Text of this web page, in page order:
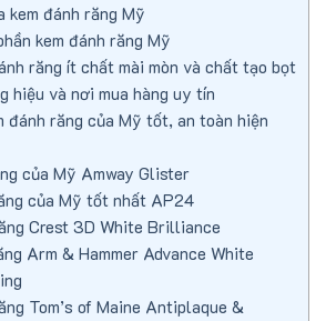
kem đánh răng Mỹ
kem đánh răng Mỹ
răng ít chất mài mòn và chất tạo bọt
hiệu và nơi mua hàng uy tín
đánh răng của Mỹ tốt, an toàn hiện
của Mỹ Amway Glister
của Mỹ tốt nhất AP24
Crest 3D White Brilliance
Arm & Hammer Advance White
Tom’s of Maine Antiplaque &